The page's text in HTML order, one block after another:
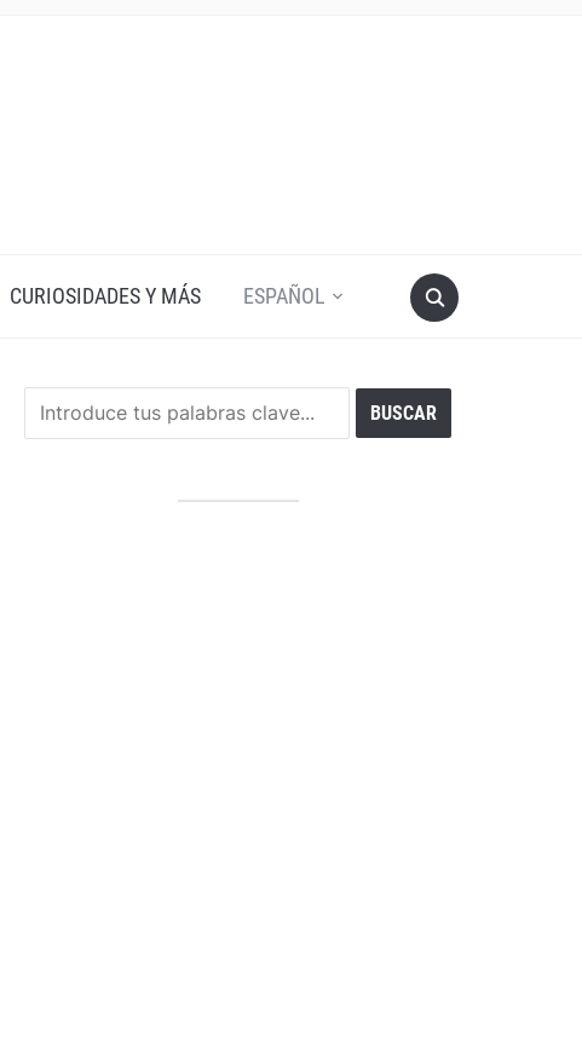
CURIOSIDADES Y MÁS ESPAÑOL